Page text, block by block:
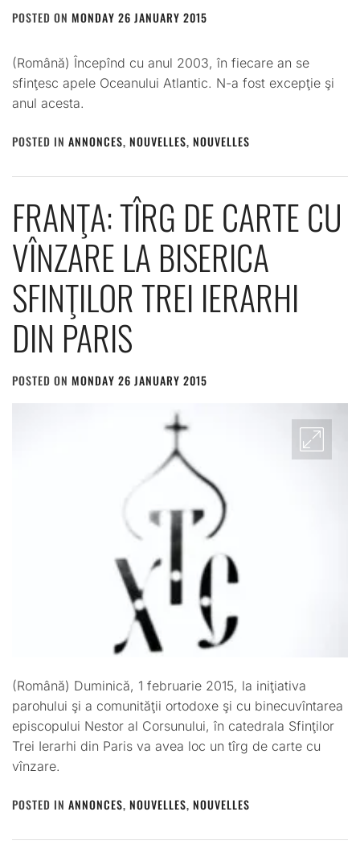
POSTED ON MONDAY 26 JANUARY 2015
(Română) Începînd cu anul 2003, în fiecare an se
sfinţesc apele Oceanului Atlantic. N-a fost excepţie şi
anul acesta.
POSTED IN ANNONCES, NOUVELLES, NOUVELLES
FRANŢA: TÎRG DE CARTE CU
VÎNZARE LA BISERICA
SFINŢILOR TREI IERARHI
DIN PARIS
POSTED ON MONDAY 26 JANUARY 2015
(Română) Duminică, 1 februarie 2015, la iniţiativa
parohului şi a comunităţii ortodoxe şi cu binecuvîntarea
episcopului Nestor al Corsunului, în catedrala Sfinţilor
Trei Ierarhi din Paris va avea loc un tîrg de carte cu
vînzare.
POSTED IN ANNONCES, NOUVELLES, NOUVELLES